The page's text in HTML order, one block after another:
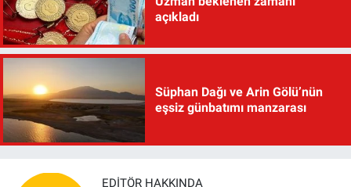
açıkladı
Süphan Dağı ve Arin Gölü’nün
eşsiz günbatımı manzarası
EDITÖR HAKKINDA